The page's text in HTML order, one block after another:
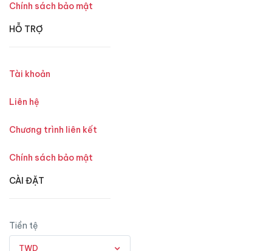
Chính sách bảo mật
HỖ TRỢ
Tài khoản
Liên hệ
Chương trình liên kết
Chính sách bảo mật
CÀI ĐẶT
Tiền tệ
TWD